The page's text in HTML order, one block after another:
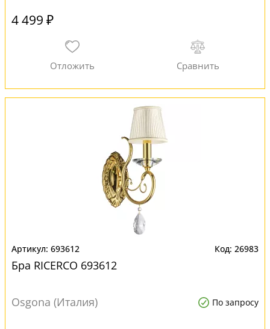
4 499 ₽
693612 26983
Бра RICERCO 693612
Osgona (Италия) По запросу